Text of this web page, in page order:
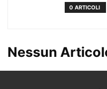
0 ARTICOLI
Nessun